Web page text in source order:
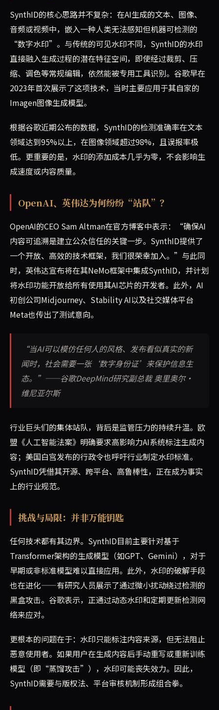
SynthID的核心思路并不复杂：在AI生成的文本、图像、
音频或视频中，嵌入一种人类无法感知但机器可检测的
“数字水印”。与传统的可见水印不同，SynthID的水印
直接融入生成过程的潜在特征空间，即使经过裁剪、压
缩、调色等常规编辑，依然能被专用工具识别。谷歌早在
2023年首次展示了这项技术，当时主要应用于其自家的
Imagen图像生成模型。
根据谷歌近期公布的数据，SynthID的检测准确率在文本
领域达到95%以上，在图像领域超过98%，且误报率极
低。更重要的是，水印的添加成本几乎为零，不会影响生
成速度或内容质量。
OpenAI、英伟达为何纷纷“站队”？
OpenAI的CEO Sam Altman在官方博客中表示：“确保AI
内容可追溯是建立公众信任的关键一步。SynthID提供了
一个开放、高效的技术框架，我们很荣幸加入。”与此同
时，英伟达宣布将在其NeMo框架中集成SynthID，并计划
将水印功能开放给所有使用其AI芯片的开发者。此外，AI
初创公司Midjourney、Stability AI以及社交媒体平台
Meta也传出了测试意向。
“当AI可以模仿任何人的风格、发布看似真实的新
闻时，社会需要一张‘数字身份证’来保护信息生
态。”——谷歌DeepMind研究副总裁 奥里奥尔·
维尼亚尔斯
行业巨头们的集体站队，背后是监管压力的持续升温。欧
盟《人工智能法案》明确要求高影响力AI系统标注生成内
容；美国白宫发布的行政令也呼吁行业制定水印标准。
SynthID凭借其开源、跨平台、高鲁棒性，正在成为事实
上的行业规范。
挑战与局限：并非万能钥匙
任何技术都有其边界。SynthID目前主要针对基于
Transformer架构的生成模型（如GPT、Gemini），对于
早期或非标准模型难以直接应用。此外，水印的破解手段
也在进化——有研究人员展示了通过微小扰动绕过检测的
黑盒攻击。谷歌表示，正通过动态水印和定期更新检测网
络来应对。
更根本的问题在于：水印只能标注内容来源，但无法阻止
恶意使用者。如果用户在生成内容后手动重写或重新训练
模型（即“蒸馏攻击”），水印可能丧失效力。因此，
SynthID需要与版权法、平台审核机制形成组合拳。